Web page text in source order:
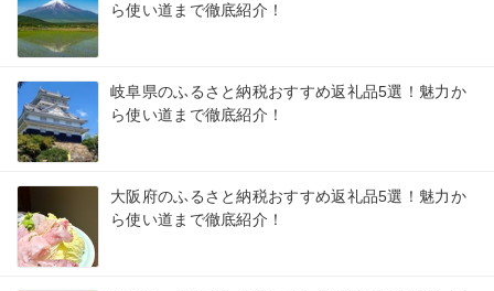
ら使い道まで徹底紹介！
岐阜県のふるさと納税おすすめ返礼品5選！魅力か
ら使い道まで徹底紹介！
大阪府のふるさと納税おすすめ返礼品5選！魅力か
ら使い道まで徹底紹介！